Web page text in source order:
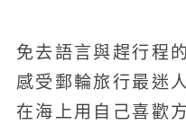
免去語言與趕行程
感受郵輪旅行最迷
在海上用自己喜歡